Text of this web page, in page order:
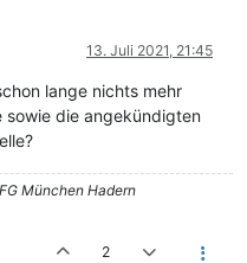
13. Juli 2021, 21:45
lange nichts mehr
sowie die angekündigten
München Hadern
2